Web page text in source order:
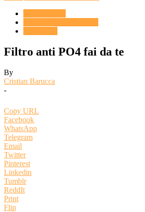
Filtro anti PO4 fai da te
By
Cristian Barucca
-
Copy URL
Facebook
WhatsApp
Telegram
Email
Twitter
Pinterest
Linkedin
Tumblr
ReddIt
Print
Flip